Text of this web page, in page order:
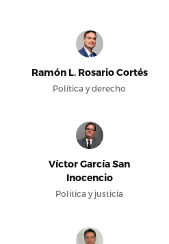
Ramón L. Rosario Cortés
Política y derecho
Víctor García San
Inocencio
Política y justicia